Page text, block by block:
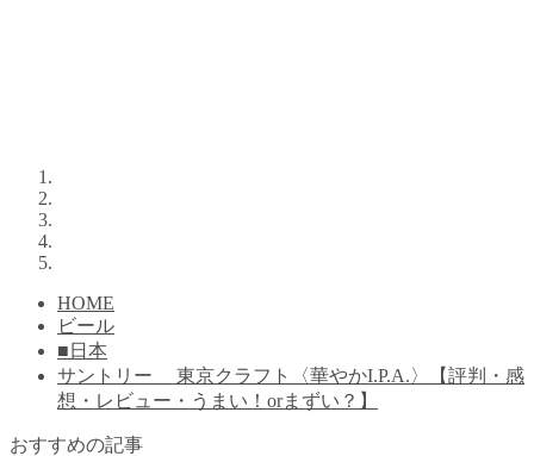
HOME
ビール
■日本
サントリー 東京クラフト〈華やかI.P.A.〉【評判・感
想・レビュー・うまい！orまずい？】
おすすめの記事